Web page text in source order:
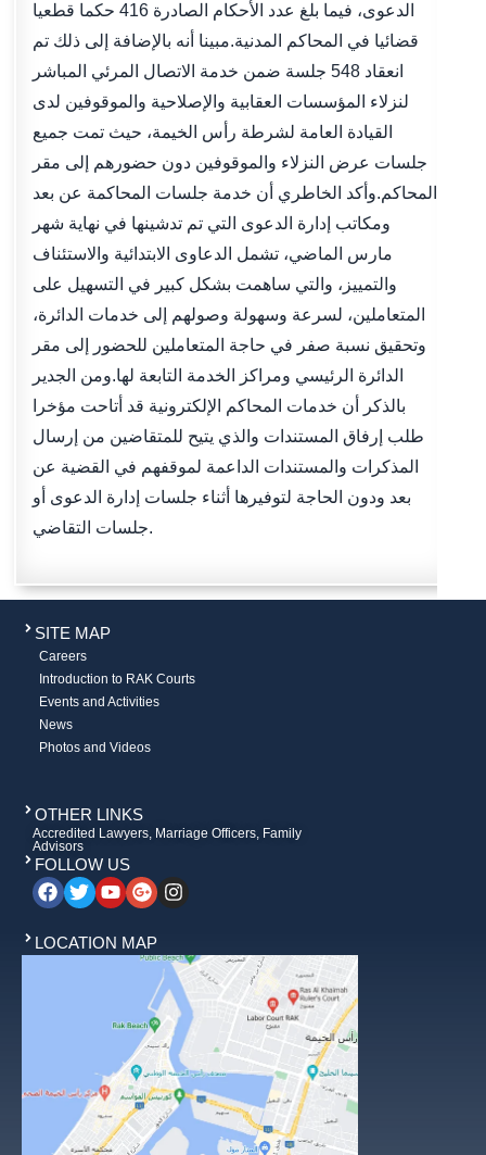
الدعوى، فيما بلغ عدد الأحكام الصادرة 416 حكما قطعيا
قضائيا في المحاكم المدنية.مبينا أنه بالإضافة إلى ذلك تم
انعقاد 548 جلسة ضمن خدمة الاتصال المرئي المباشر
لنزلاء المؤسسات العقابية والإصلاحية والموقوفين لدى
القيادة العامة لشرطة رأس الخيمة، حيث تمت جميع
جلسات عرض النزلاء والموقوفين دون حضورهم إلى مقر
المحاكم.وأكد الخاطري أن خدمة جلسات المحاكمة عن بعد
ومكاتب إدارة الدعوى التي تم تدشينها في نهاية شهر
مارس الماضي، تشمل الدعاوى الابتدائية والاستئناف
والتمييز، والتي ساهمت بشكل كبير في التسهيل على
المتعاملين، لسرعة وسهولة وصولهم إلى خدمات الدائرة،
وتحقيق نسبة صفر في حاجة المتعاملين للحضور إلى مقر
الدائرة الرئيسي ومراكز الخدمة التابعة لها.ومن الجدير
بالذكر أن خدمات المحاكم الإلكترونية قد أتاحت مؤخرا
طلب إرفاق المستندات والذي يتيح للمتقاضين من إرسال
المذكرات والمستندات الداعمة لموقفهم في القضية عن
بعد ودون الحاجة لتوفيرها أثناء جلسات إدارة الدعوى أو
جلسات التقاضي.
SITE MAP
Careers
Introduction to RAK Courts
Events and Activities
News
Photos and Videos
OTHER LINKS
Accredited Lawyers, Marriage Officers, Family
Advisors
FOLLOW US
LOCATION MAP